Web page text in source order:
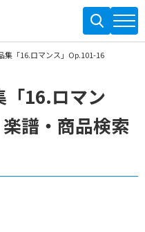
集「16.ロマンス」Op.101-16
「16.ロマン
譜・商品検索